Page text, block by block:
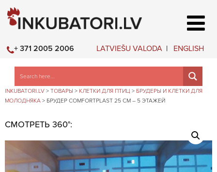
LATVIEŠU VALODA ENGLISH
+ 371 2005 2006
INKUBATORI.LV > ТОВАРЫ > КЛЕТКИ ДЛЯ ПТИЦ > БРУДЕРЫ И КЛЕТКИ ДЛЯ
МОЛОДНЯКА > БРУДЕР COMFORTPLAST 25 СМ – 5 ЭТАЖЕЙ
СМОТРЕТЬ 360°: